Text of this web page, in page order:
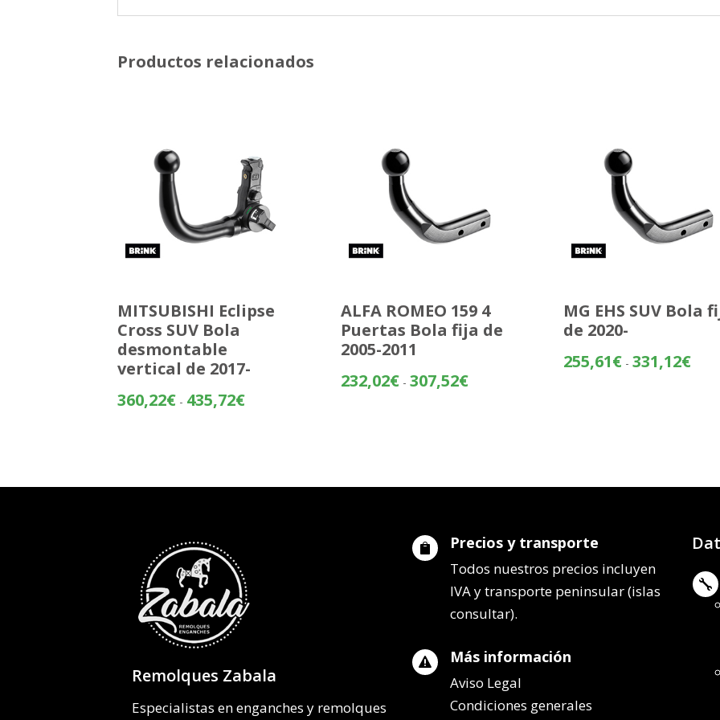
Productos relacionados
MITSUBISHI Eclipse
Cross SUV Bola
desmontable
vertical de 2017-
360,22€ - 435,72€Rango
hasta
ALFA ROMEO 159 4
Puertas Bola fija de
2005-2011
232,02€ - 307,52€Rango
307,52€
MG EHS SUV Bola
de 2020-
255,61€ - 331,12€
Remolques Zabala
Especialistas en enganches y remolques
 Precios y transporte
Todos nuestros precios incluyen
IVA y transporte peninsular (islas
consultar).
 Más información
Aviso Legal
Condiciones generales
